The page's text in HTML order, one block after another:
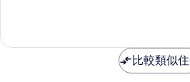
地
比較類似